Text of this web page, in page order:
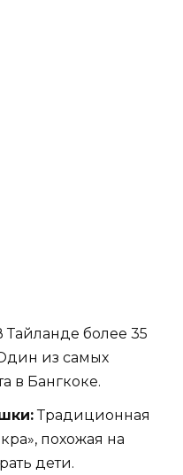
более 35
из самых
в Бангкоке.
Традиционная
похожая на
дети.